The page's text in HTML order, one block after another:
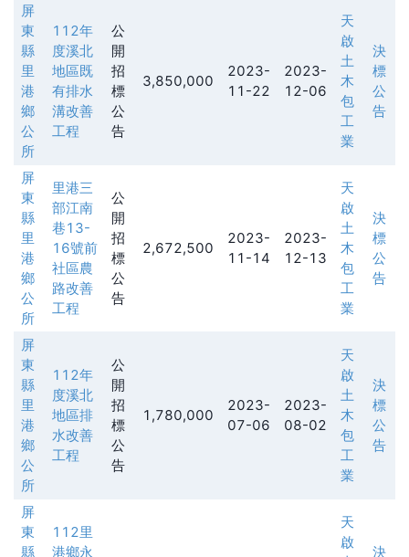
屏
東
縣
里
港
鄉
公
所
112年
度溪北
地區既
有排水
溝改善
工程
公
開
招
標
公
告
3,850,000
2023-
11-22
2023-
12-06
天
啟
土
木
包
工
業
決
標
公
告
屏
東
縣
里
港
鄉
公
所
里港三
部江南
巷13-
16號前
社區農
路改善
工程
公
開
招
標
公
告
2,672,500
2023-
11-14
2023-
12-13
天
啟
土
木
包
工
業
決
標
公
告
屏
東
縣
里
港
鄉
公
所
112年
度溪北
地區排
水改善
工程
公
開
招
標
公
告
1,780,000
2023-
07-06
2023-
08-02
天
啟
土
木
包
工
業
決
標
公
告
屏
東
縣
112里
港鄉永
天
啟
決